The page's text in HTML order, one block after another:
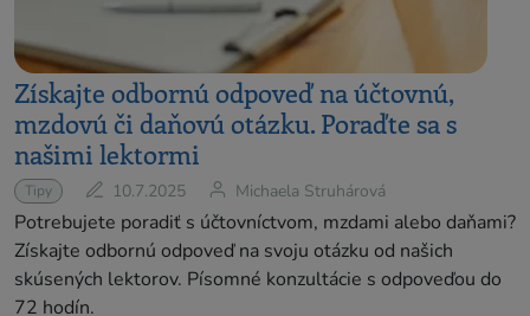
Získajte odbornú odpoveď na účtovnú,
mzdovú či daňovú otázku. Poraďte sa s
našimi lektormi
Tipy 10.7.2025 Michaela Struhárová
Potrebujete poradiť s účtovníctvom, mzdami alebo daňami?
Získajte odbornú odpoveď na svoju otázku od našich
skúsených lektorov. Písomné konzultácie s odpoveďou do
72 hodín.